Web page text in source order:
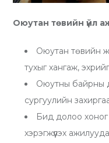
Оюутан төвийн үйл
Оюутан төвийн
тухыг хангаж,
Оюутны байрны
сургуулийн
Бид долоо
хэрэгжүүлэх